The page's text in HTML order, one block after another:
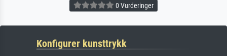
0 Vurderinger
Konfigurer kunsttrykk